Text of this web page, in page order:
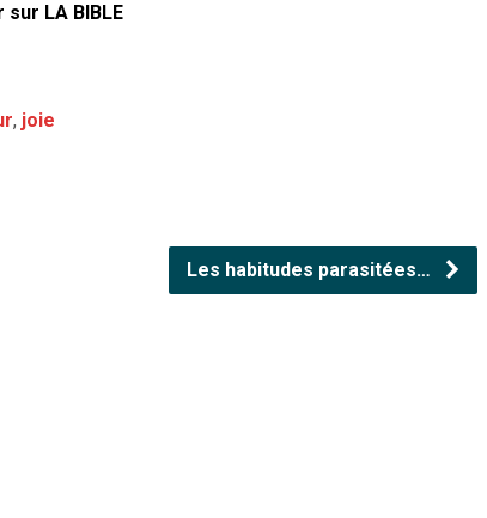
LA BIBLE
, joie
Les habitudes parasitées…